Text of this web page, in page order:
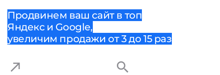
Продвинем ваш сайт в топ
Яндекс и Google,
увеличим продажи от 3 до 15 раз